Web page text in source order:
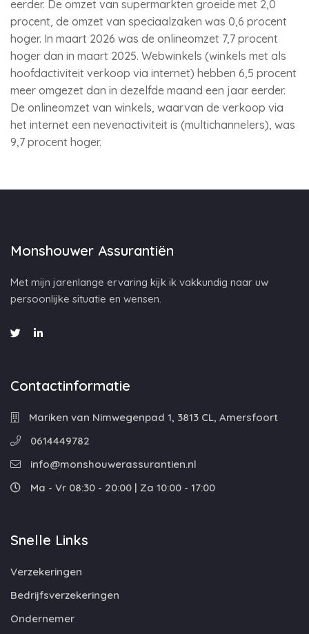
eerder. De omzet van supermarkten groeide met 2,0
procent, de omzet van speciaalzaken was 0,6 procent
hoger. In maart 2026 was de onlineomzet 7,7 procent
hoger dan in maart 2025. Webwinkels (winkels met als
hoofdactiviteit verkoop via internet) hebben 6,5 procent
meer omgezet dan in dezelfde maand een jaar eerder.
De onlineomzet van winkels, waarvan de verkoop via
het internet een nevenactiviteit is (multichannelers), was
9,7 procent hoger.
Monshouwer Assurantiën
Met mijn jarenlange ervaring kijk ik vakkundig naar uw
persoonlijke situatie en wensen.
Contactinformatie
Mariken van Nimwegenpad 1, 3813 CL, Amersfoort
0614449782
info@monshouwerassurantien.nl
Ma - Vr 08:30 - 20:00 | Za 10:00 - 17:00
Snelle Links
Verzekeringen
Bedrijfsverzekeringen
Ondernemer